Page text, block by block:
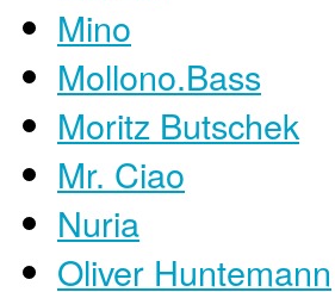
Mino
Mollono.Bass
Moritz Butschek
Mr. Ciao
Nuria
Oliver Huntemann